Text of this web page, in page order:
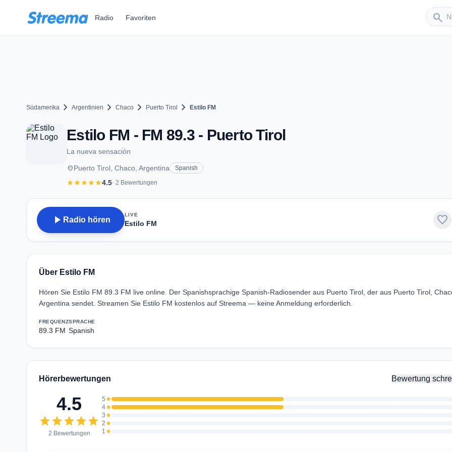
Radio Favoriten search
Sender
Südamerika chevron_right Argentinien chevron_right Chaco chevron_right Puerto Tirol chevron_right Estilo FM
Estilo FM - FM 89.3 - Puerto Tirol
La nueva sensación
placePuerto Tirol, Chaco, Argentina Spanish
starstarstarstarstar4.5· 2 Bewertungen
play_arrow Radio hören
LIVE
Estilo FM favorite
Über Estilo FM
Hören Sie Estilo FM 89.3 FM live online. Der Spanishsprachige Spanish-Radiosender aus Puerto Tirol, der aus Puerto Tirol,
Argentina sendet. Streamen Sie Estilo FM kostenlos auf Streema — keine Anmeldung erforderlich.
FREQUENZ
89.3 FM
SPRACHE
Spanish
Hörerbewertungen Bewertung
4.5
starstarstarstarstar
2 Bewertungen
5star
4star
3star
2star
1star